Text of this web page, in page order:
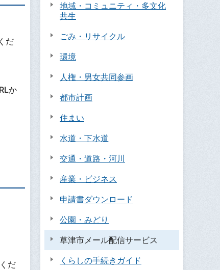
だ
か
だ
地域・コミュニティ・多文化
共生
ごみ・リサイクル
環境
人権・男女共同参画
都市計画
住まい
水道・下水道
交通・道路・河川
産業・ビジネス
申請書ダウンロード
公園・みどり
草津市メール配信サービス
くらしの手続きガイド